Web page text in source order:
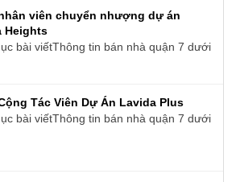
viên chuyển nhượng dự án
Heights
bài viếtThông tin bán nhà quận 7 dưới
Tác Viên Dự Án Lavida Plus
bài viếtThông tin bán nhà quận 7 dưới